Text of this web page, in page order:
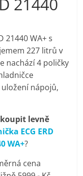
21440 WA+ s
227 litrů v
nachází 4 poličky
nápojů,
levně
ECG ERD
WA+?
cena